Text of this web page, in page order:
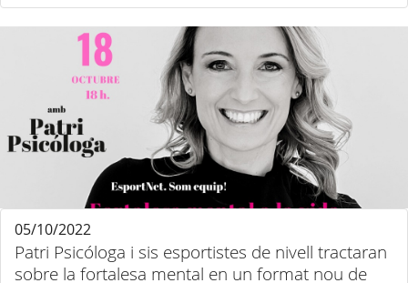
Patri Psicóloga i sis esportistes de nivell tractaran
sobre la fortalesa mental en un format nou de
05/10/2022